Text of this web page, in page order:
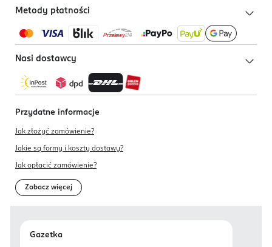
Metody płatności
Nasi dostawcy
Przydatne informacje
Jak złożyć zamówienie?
Jakie są formy i koszty dostawy?
Jak opłacić zamówienie?
Zobacz więcej
Gazetka